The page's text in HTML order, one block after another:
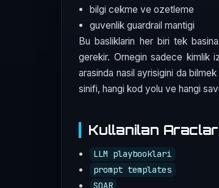
bilgi cekme ve ozetleme
guvenlik guardrail mantigi
Bu basliklarin her biri tek
gerekir. Ornegin sadece kimlik
arasinda nasil ayrisigini da
sinifi, hangi kod yolu ve hangi
Kullanilan Araclar
LLM playbooklari
prompt templates